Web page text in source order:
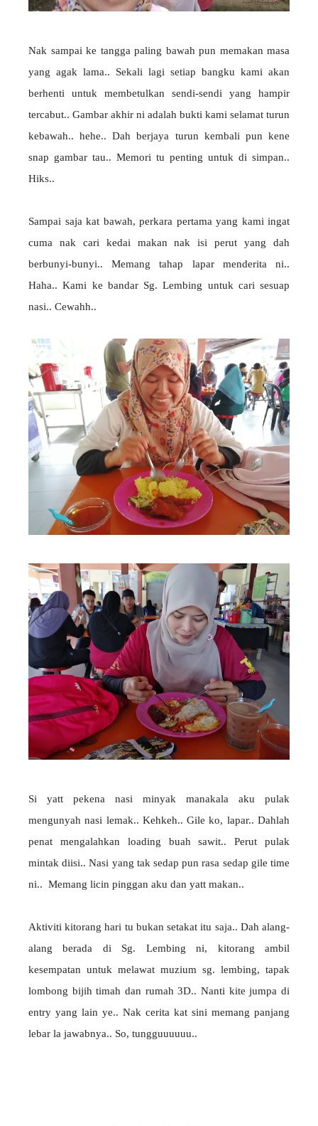
Nak sampai ke tangga paling bawah pun memakan masa
yang agak lama.. Sekali lagi setiap bangku kami akan
berhenti untuk membetulkan sendi-sendi yang hampir
tercabut.. Gambar akhir ni adalah bukti kami selamat turun
kebawah.. hehe.. Dah berjaya turun kembali pun kene
snap gambar tau.. Memori tu penting untuk di simpan..
Hiks..
Sampai saja kat bawah, perkara pertama yang kami ingat
cuma nak cari kedai makan nak isi perut yang dah
berbunyi-bunyi.. Memang tahap lapar menderita ni..
Haha.. Kami ke bandar Sg. Lembing untuk cari sesuap
nasi.. Cewahh..
Si yatt pekena nasi minyak manakala aku pulak
mengunyah nasi lemak.. Kehkeh.. Gile ko, lapar.. Dahlah
penat mengalahkan loading buah sawit.. Perut pulak
mintak diisi.. Nasi yang tak sedap pun rasa sedap gile time
ni.. Memang licin pinggan aku dan yatt makan..
Aktiviti kitorang hari tu bukan setakat itu saja.. Dah alang-
alang berada di Sg. Lembing ni, kitorang ambil
kesempatan untuk melawat muzium sg. lembing, tapak
lombong bijih timah dan rumah 3D.. Nanti kite jumpa di
entry yang lain ye.. Nak cerita kat sini memang panjang
lebar la jawabnya.. So, tungguuuuuu..